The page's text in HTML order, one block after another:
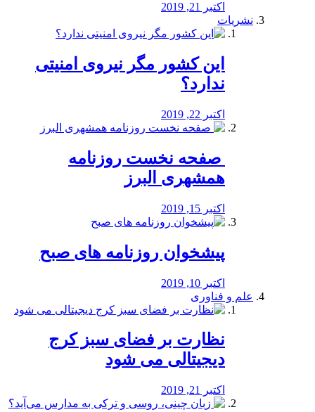
اکتبر 21, 2019
نشریات
این کشور مگر نیروی امنیتی
ندارد؟
اکتبر 22, 2019
️ صفحه نخست روزنامه‌
همشهری البرز
اکتبر 15, 2019
پیشخوان روزنامه های صبح
اکتبر 10, 2019
علم و فناوری
نظارت بر فضای سبز کرج
دیجیتالی می شود
اکتبر 21, 2019